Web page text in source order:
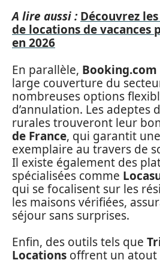
A lire aussi : Découvrez
de locations de vacances
en 2026
En parallèle, Booking.com
large couverture du
nombreuses options
d’annulation. Les adeptes
rurales trouveront leur
de France, qui garantit
exemplaire au travers de
Il existe également des
spécialisées comme
qui se focalisent sur les
les maisons vérifiées,
séjour sans surprises.
Enfin, des outils tels que
Locations offrent un atout